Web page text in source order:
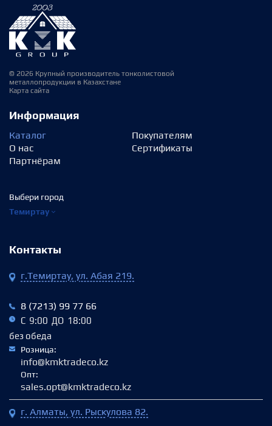
© 2026 Крупный производитель тонколистовой
металлопродукции в Казахстане
Карта сайта
Информация
Каталог
О нас
Партнёрам
Покупателям
Сертификаты
Выбери город
Темиртау
Контакты
г.Темиртау, ул. Абая 219.
8 (7213) 99 77 66
С 9:00 ДО 18:00
без обеда
Розница:
info@kmktradeco.kz
Опт:
sales.opt@kmktradeco.kz
г. Алматы, ул. Рыскулова 82.